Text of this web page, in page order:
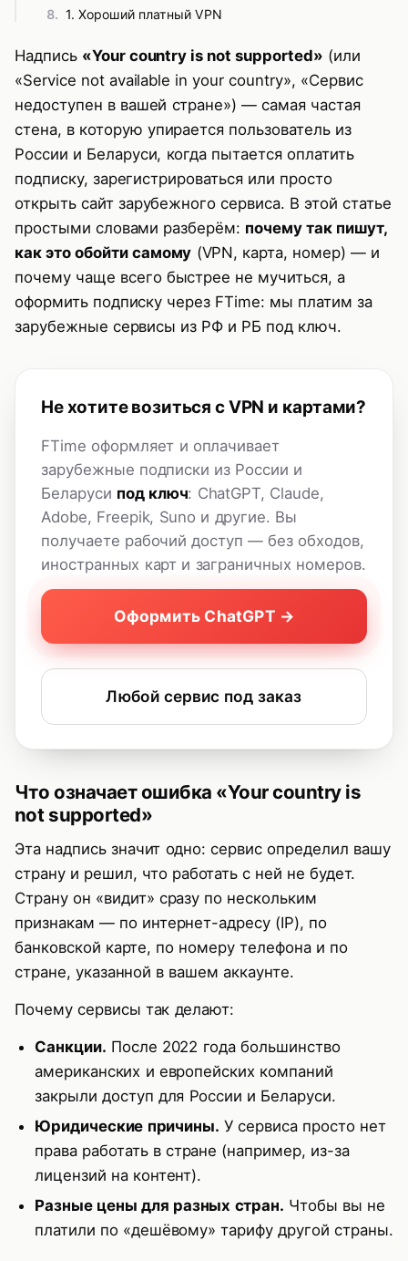
1. Хороший платный VPN
2. Иностранная карта
3. Зарубежный номер телефона
ChatGPT / OpenAI
Claude (Anthropic)
Adobe (Photoshop, Premiere, Creative Cloud)
Freepik
Suno (генерация музыки)
Apple App Store, Netflix, Spotify — кратко
Частые вопросы
Что делать прямо сейчас
Хотите оформить Adobe Creative Cloud прямо
сейчас?
Надпись «Your country is not supported» (или
«Service not available in your country», «Сервис
недоступен в вашей стране») — самая частая
стена, в которую упирается пользователь из
России и Беларуси, когда пытается оплатить
подписку, зарегистрироваться или просто
открыть сайт зарубежного сервиса. В этой статье
простыми словами разберём: почему так пишут,
как это обойти самому (VPN, карта, номер) — и
почему чаще всего быстрее не мучиться, а
оформить подписку через FTime: мы платим за
зарубежные сервисы из РФ и РБ под ключ.
Не хотите возиться с VPN и картами?
FTime оформляет и оплачивает
зарубежные подписки из России и
Беларуси под ключ: ChatGPT, Claude,
Adobe, Freepik, Suno и другие. Вы
получаете рабочий доступ — без обходов,
иностранных карт и заграничных номеров.
Оформить ChatGPT →
Любой сервис под заказ
Что означает ошибка «Your country is
not supported»
Эта надпись значит одно: сервис определил вашу
страну и решил, что работать с ней не будет.
Страну он «видит» сразу по нескольким
признакам — по интернет-адресу (IP), по
банковской карте, по номеру телефона и по
стране, указанной в вашем аккаунте.
Почему сервисы так делают:
Санкции. После 2022 года большинство
американских и европейских компаний
закрыли доступ для России и Беларуси.
Юридические причины. У сервиса просто нет
права работать в стране (например, из-за
лицензий на контент).
Разные цены для разных стран. Чтобы вы не
платили по «дешёвому» тарифу другой страны.